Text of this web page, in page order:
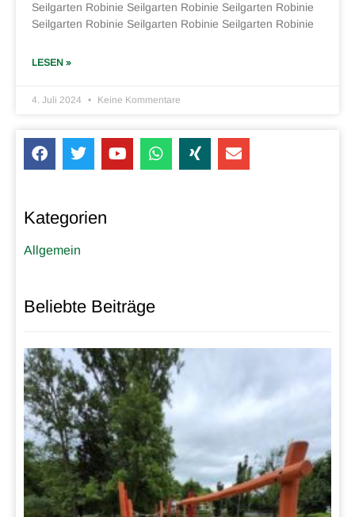
Seilgarten Robinie Seilgarten Robinie Seilgarten Robinie
Seilgarten Robinie Seilgarten Robinie Seilgarten Robinie
LESEN »
4. Juli 2024 Keine Kommentare
Kategorien
Allgemein
Beliebte Beiträge